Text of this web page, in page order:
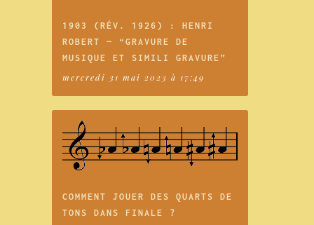
1903 (RÉV. 1926) : HENRI
ROBERT — “GRAVURE DE
MUSIQUE ET SIMILI GRAVURE”
mercredi 31 mai 2023 à 17:49
COMMENT JOUER DES QUARTS DE
TONS DANS FINALE ?